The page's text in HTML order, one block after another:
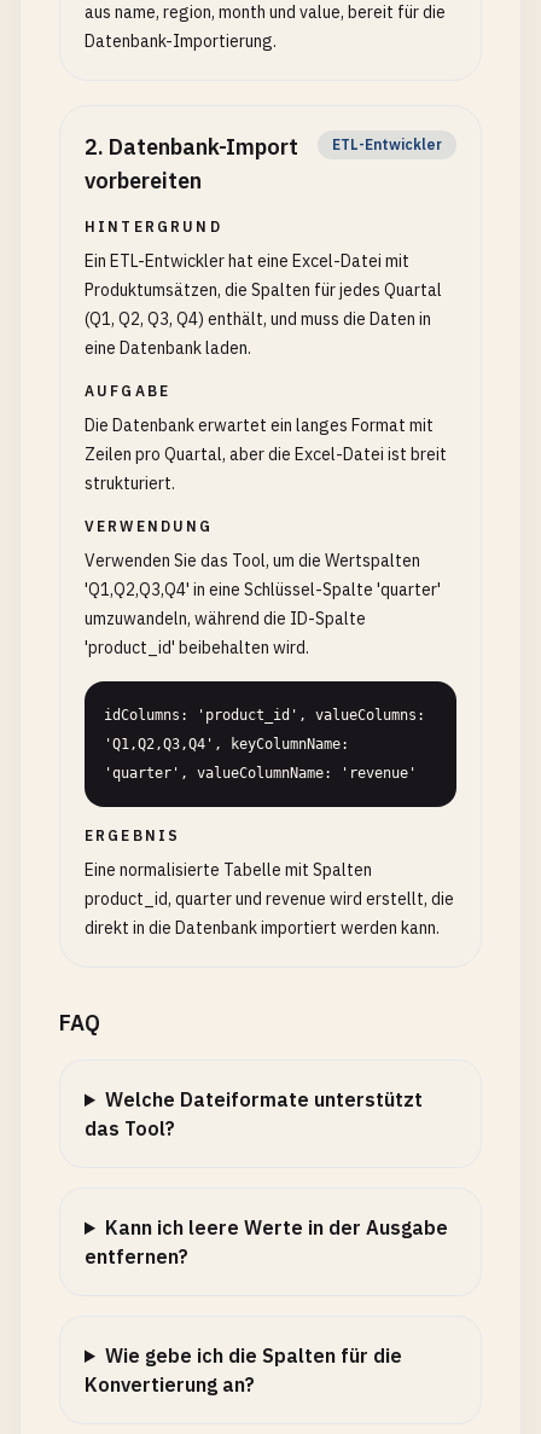
aus name, region, month und value, bereit für die
Datenbank-Importierung.
2. Datenbank-Import
vorbereiten
ETL-Entwickler
HINTERGRUND
Ein ETL-Entwickler hat eine Excel-Datei mit
Produktumsätzen, die Spalten für jedes Quartal
(Q1, Q2, Q3, Q4) enthält, und muss die Daten in
eine Datenbank laden.
AUFGABE
Die Datenbank erwartet ein langes Format mit
Zeilen pro Quartal, aber die Excel-Datei ist breit
strukturiert.
VERWENDUNG
Verwenden Sie das Tool, um die Wertspalten
'Q1,Q2,Q3,Q4' in eine Schlüssel-Spalte 'quarter'
umzuwandeln, während die ID-Spalte
'product_id' beibehalten wird.
idColumns: 'product_id', valueColumns:
'Q1,Q2,Q3,Q4', keyColumnName:
'quarter', valueColumnName: 'revenue'
ERGEBNIS
Eine normalisierte Tabelle mit Spalten
product_id, quarter und revenue wird erstellt, die
direkt in die Datenbank importiert werden kann.
FAQ
Welche Dateiformate unterstützt
das Tool?
Kann ich leere Werte in der Ausgabe
entfernen?
Wie gebe ich die Spalten für die
Konvertierung an?